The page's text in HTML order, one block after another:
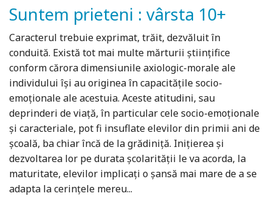
Suntem prieteni : vârsta 10+
Caracterul trebuie exprimat, trăit, dezvăluit în
conduită. Există tot mai multe mărturii științifice
conform cărora dimensiunile axiologic-morale ale
individului își au originea în capacitățile socio-
emoționale ale acestuia. Aceste atitudini, sau
deprinderi de viață, în particular cele socio-emoționale
și caracteriale, pot fi insuflate elevilor din primii ani de
școală, ba chiar încă de la grădiniță. Inițierea și
dezvoltarea lor pe durata școlarității le va acorda, la
maturitate, elevilor implicați o șansă mai mare de a se
adapta la cerințele mereu...